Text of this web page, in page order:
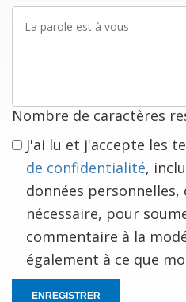
parole
Nombre de caractères
J'ai lu et j'accepte les
de confidentialité,
données personnelles,
nécessaire, pour
commentaire à la
également à ce que
ENREGISTRER